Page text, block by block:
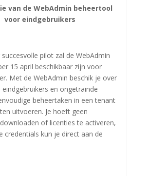
van de WebAdmin beheertool
voor eindgebruikers
pilot zal de WebAdmin
15 april beschikbaar zijn voor
Met de WebAdmin beschik je over
en ongetrainde
beheertaken in een tenant
uitvoeren. Je hoeft geen
of licenties te activeren,
credentials kun je direct aan de